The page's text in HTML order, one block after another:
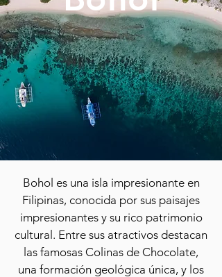
Bohol es una isla impresionante en
Filipinas, conocida por sus paisajes
impresionantes y su rico patrimonio
cultural. Entre sus atractivos destacan
las famosas Colinas de Chocolate,
una formación geológica única, y los